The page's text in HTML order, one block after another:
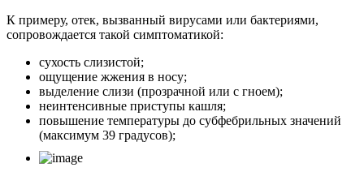
К примеру, отек, вызванный вирусами или бактериями,
сопровождается такой симптоматикой:
сухость слизистой;
ощущение жжения в носу;
выделение слизи (прозрачной или с гноем);
неинтенсивные приступы кашля;
повышение температуры до субфебрильных значений
(максимум 39 градусов);